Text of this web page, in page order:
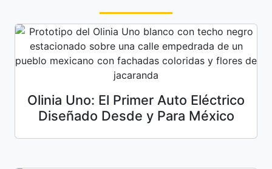
Olinia Uno: El Primer Auto Eléctrico
Diseñado Desde y Para México